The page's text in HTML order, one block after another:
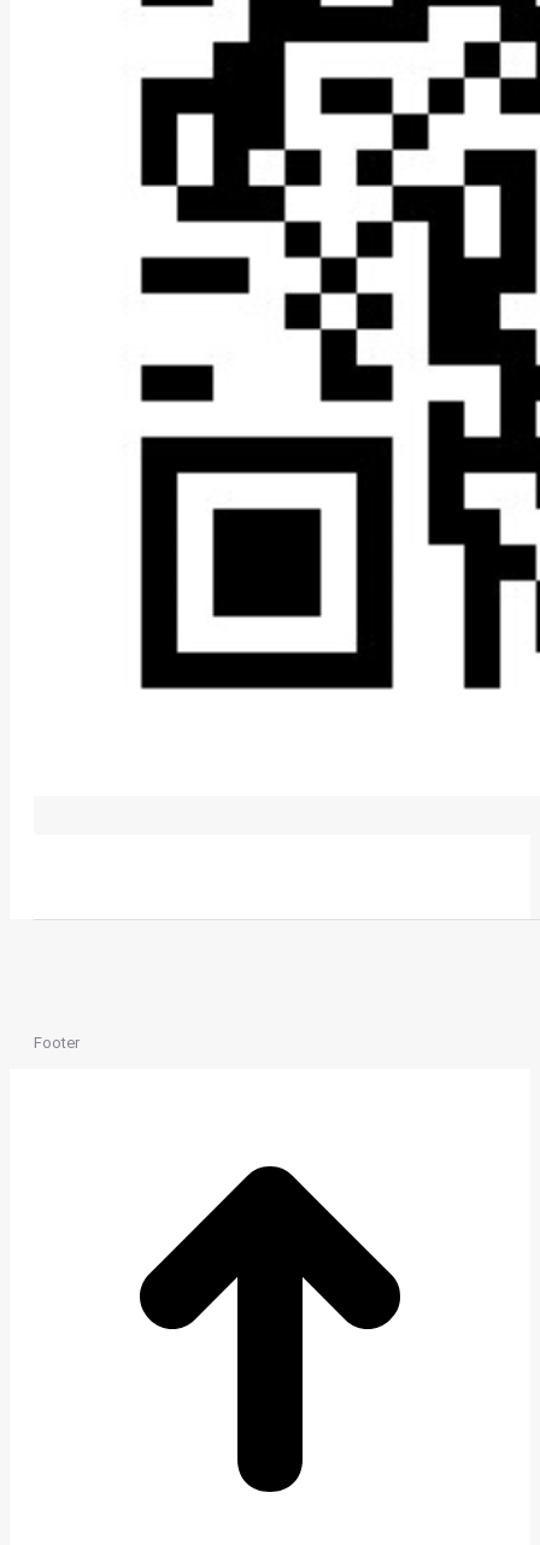
Footer